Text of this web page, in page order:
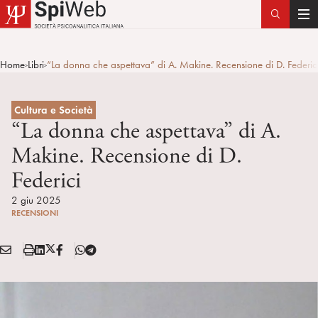
T
g
Home>Libri>“La donna che aspettava” di A. Makine. Recensione di D.
Cultura e Società
“La donna che aspettava” di A.
Makine. Recensione di D.
Federici
2 giu 2025
RECENSIONI
Condividi:
E
A
S
a
L
n
X
T
F
T
l